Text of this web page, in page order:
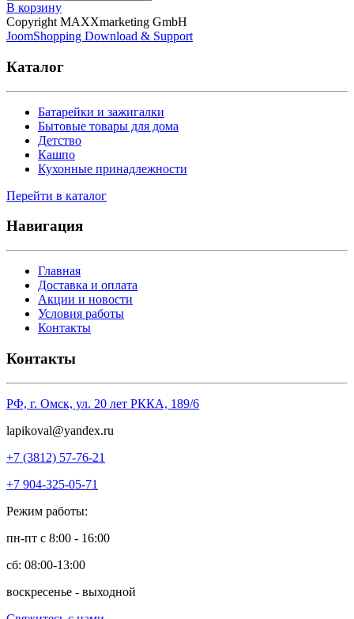
В корзину
Copyright MAXXmarketing GmbH
JoomShopping Download & Support
Каталог
Батарейки и зажигалки
Бытовые товары для дома
Детство
Кашпо
Кухонные принадлежности
Перейти в каталог
Навигация
Главная
Доставка и оплата
Акции и новости
Условия работы
Контакты
Контакты
РФ, г. Омск, ул. 20 лет РККА, 189/6
lapikoval@yandex.ru
+7 (3812) 57-76-21
+7 904-325-05-71
Режим работы:
пн-пт с 8:00 - 16:00
сб: 08:00-13:00
воскресенье - выходной